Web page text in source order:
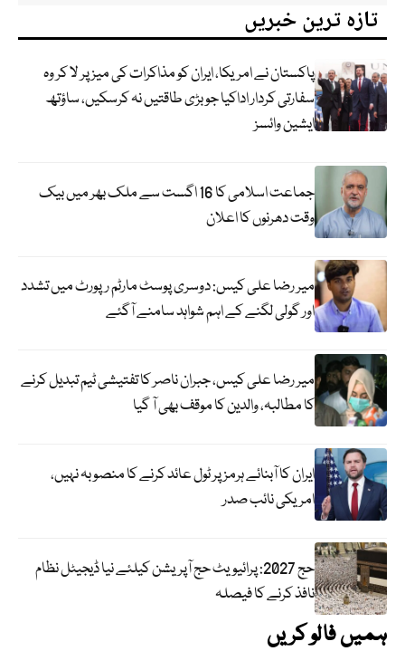
تازہ ترین خبریں
پاکستان نے امریکا، ایران کو مذاکرات کی میز پر لا کر وہ
سفارتی کردار اداکیا جو بڑی طاقتیں نہ کرسکیں، ساؤتھ
ایشین وائسز
جماعت اسلامی کا 16 اگست سے ملک بھر میں بیک
وقت دھرنوں کا اعلان
میر رضا علی کیس: دوسری پوسٹ مارٹم رپورٹ میں تشدد
اور گولی لگنے کے اہم شواہد سامنے آگئے
میر رضا علی کیس، جبران ناصر کا تفتیشی ٹیم تبدیل کرنے
کا مطالبہ، والدین کا موقف بھی آ گیا
ایران کا آبنائے ہرمز پر ٹول عائد کرنے کا منصوبہ نہیں،
امریکی نائب صدر
حج 2027: پرائیویٹ حج آپریشن کیلئے نیا ڈیجیٹل نظام
نافذ کرنے کا فیصلہ
ہمیں فالو کریں